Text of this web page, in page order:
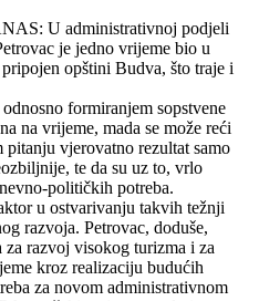
U administrativnoj podjeli
je jedno vrijeme bio u
opštini Budva, što traje i
formiranjem sopstvene
na vrijeme, mada se može reći
vjerovatno rezultat samo
te da su uz to, vrlo
političkih potreba.
u ostvarivanju takvih težnji
razvoja. Petrovac, doduše,
za razvoj visokog turizma i za
kroz realizaciju budućih
za novom administrativnom